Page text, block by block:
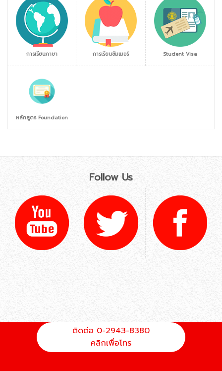
การเรียนภาษา การเรียนซัมเมอร์ Student Visa
หลักสูตร Foundation
Follow Us
ติดต่อ 0-2943-8380
คลิกเพื่อโทร